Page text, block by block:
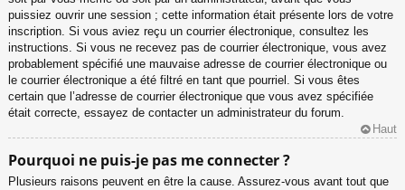
puissiez ouvrir une session ; cette information était présente lors de votre
inscription. Si vous aviez reçu un courrier électronique, consultez les
instructions. Si vous ne recevez pas de courrier électronique, vous avez
probablement spécifié une mauvaise adresse de courrier électronique ou
le courrier électronique a été filtré en tant que pourriel. Si vous êtes
certain que l’adresse de courrier électronique que vous avez spécifiée
était correcte, essayez de contacter un administrateur du forum.
Haut
Pourquoi ne puis-je pas me connecter ?
Plusieurs raisons peuvent en être la cause. Assurez-vous avant tout que